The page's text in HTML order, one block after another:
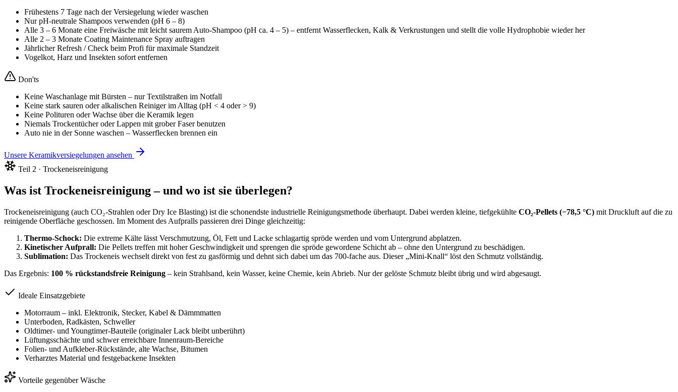
Frühestens 7 Tage nach der Versiegelung wieder waschen
Nur pH-neutrale Shampoos verwenden (pH 6 – 8)
Alle 3 – 6 Monate eine Freiwäsche mit leicht saurem Auto-Shampoo (pH ca. 4 – 5) – entfernt Wasserflecken, Kalk & Verkrustungen und stellt die volle Hydrophobie wieder her
Alle 2 – 3 Monate Coating Maintenance Spray auftragen
Jährlicher Refresh / Check beim Profi für maximale Standzeit
Vogelkot, Harz und Insekten sofort entfernen
Don'ts
Keine Waschanlage mit Bürsten – nur Textilstraßen im Notfall
Keine stark sauren oder alkalischen Reiniger im Alltag (pH < 4 oder > 9)
Keine Polituren oder Wachse über die Keramik legen
Niemals Trockentücher oder Lappen mit grober Faser benutzen
Auto nie in der Sonne waschen – Wasserflecken brennen ein
Unsere Keramikversiegelungen ansehen
Teil 2 · Trockeneisreinigung
Was ist Trockeneisreinigung – und wo ist sie überlegen?
Trockeneisreinigung (auch CO₂-Strahlen oder Dry Ice Blasting) ist die schonendste industrielle Reinigungsmethode überhaupt. Dabei werden kleine, tiefgekühlte CO₂-Pellets (−78,5 °C) mit Druckluft auf die zu
reinigende Oberfläche geschossen. Im Moment des Aufpralls passieren drei Dinge gleichzeitig:
Thermo-Schock: Die extreme Kälte lässt Verschmutzung, Öl, Fett und Lacke schlagartig spröde werden und vom Untergrund abplatzen.
Kinetischer Aufprall: Die Pellets treffen mit hoher Geschwindigkeit und sprengen die spröde gewordene Schicht ab – ohne den Untergrund zu beschädigen.
Sublimation: Das Trockeneis wechselt direkt von fest zu gasförmig und dehnt sich dabei um das 700-fache aus. Dieser „Mini-Knall“ löst den Schmutz vollständig.
Das Ergebnis: 100 % rückstandsfreie Reinigung – kein Strahlsand, kein Wasser, keine Chemie, kein Abrieb. Nur der gelöste Schmutz bleibt übrig und wird abgesaugt.
Ideale Einsatzgebiete
Motorraum – inkl. Elektronik, Stecker, Kabel & Dämmmatten
Unterboden, Radkästen, Schweller
Oldtimer- und Youngtimer-Bauteile (originaler Lack bleibt unberührt)
Lüftungsschächte und schwer erreichbare Innenraum-Bereiche
Folien- und Aufkleber-Rückstände, alte Wachse, Bitumen
Verharztes Material und festgebackene Insekten
Vorteile gegenüber Wäsche